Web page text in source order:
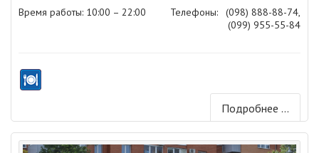
Время работы: 10:00 – 22:00
Телефоны:
(098) 888-88-74,
(099) 955-55-84
Подробнее ...